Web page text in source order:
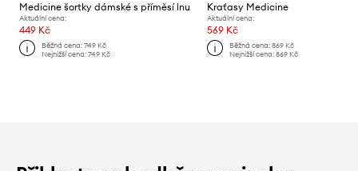
Medicine šortky dámské s příměsí lnu
Aktuální cena:
449 Kč
Běžná cena:749 Kč
Nejnižší cena:749 Kč
Kraťasy Medicine
Aktuální cena:
569 Kč
Běžná cena: 869 Kč
Nejnižší cena: 869 Kč